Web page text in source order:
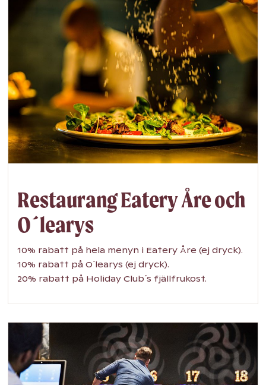
Restaurang Eatery Åre och
O´learys
10% rabatt på hela menyn i Eatery Åre (ej dryck).
10% rabatt på O´learys (ej dryck).
20% rabatt på Holiday Club´s fjällfrukost.